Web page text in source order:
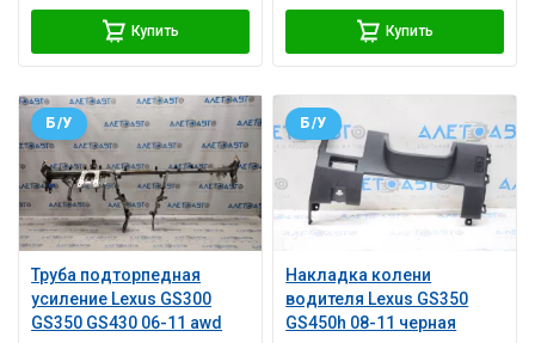
Купить Купить
Труба подторпедная
усиление Lexus GS300
GS350 GS430 06-11 awd
Б/У
Накладка колени
водителя Lexus GS350
GS450h 08-11 черная
Б/У